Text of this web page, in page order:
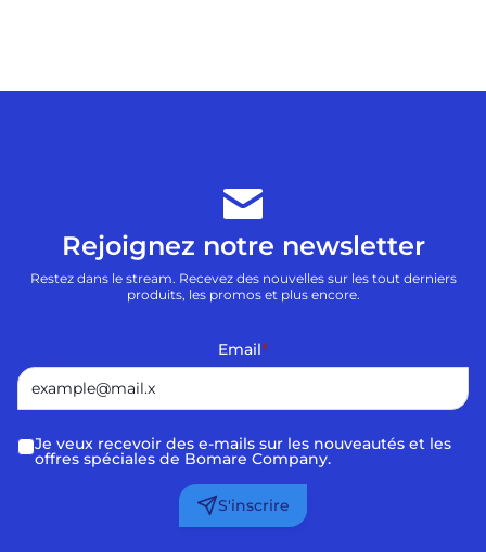
Rejoignez notre newsletter
Restez dans le stream. Recevez des nouvelles sur les tout derniers
produits, les promos et plus encore.
Email*
Je veux recevoir des e-mails sur les nouveautés et les
offres spéciales de Bomare Company.
S'inscrire